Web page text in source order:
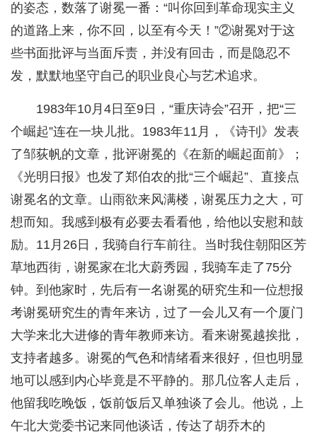
的姿态，数落了谢冕一番：“叫你回到革命现实主义
的道路上来，你不回，以至有今天！”②谢冕对于这
些书面批评与当面斥责，并没有回击，而是隐忍不
发，默默地坚守自己的职业良心与艺术追求。
1983年10月4日至9日，“重庆诗会”召开，把“三
个崛起”连在一块儿批。1983年11月，《诗刊》发表
了邹荻帆的文章，批评谢冕的《在新的崛起面前》；
《光明日报》也发了郑伯农的批“三个崛起”、直接点
谢冕名的文章。山雨欲来风满楼，谢冕压力之大，可
想而知。我感到极有必要去看看他，给他以安慰和鼓
励。11月26日，我骑自行车前往。当时我住朝阳区芳
草地西街，谢冕家在北大蔚秀园，我骑车走了75分
钟。到他家时，先后有一名谢冕的研究生和一位想报
考谢冕研究生的青年来访，过了一会儿又有一个厦门
大学来北大进修的青年教师来访。看来谢冕越挨批，
支持者越多。谢冕的气色和情绪看来很好，但也明显
地可以感到内心毕竟是不平静的。那几位客人走后，
他留我吃晚饭，饭前饭后又单独谈了会儿。他说，上
午北大党委书记来同他谈话，传达了胡乔木的